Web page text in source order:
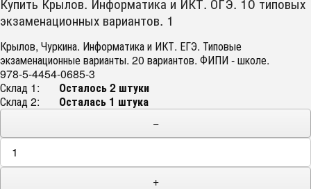
экзаменационных вариантов. 1
Крылов, Чуркина. Информатика и ИКТ. ЕГЭ. Типовые
экзаменационные варианты. 20 вариантов. ФИПИ - школе.
978-5-4454-0685-3
Склад 1:
Осталось 2 штуки
Склад 2:
Осталась 1 штука
−
+